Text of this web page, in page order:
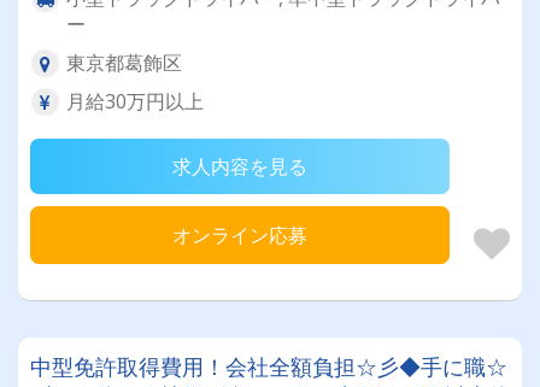
ー
東京都葛飾区
月給30万円以上
求人内容を見る
オンライン応募
中型免許取得費用！会社全額負担☆彡◆手に職☆